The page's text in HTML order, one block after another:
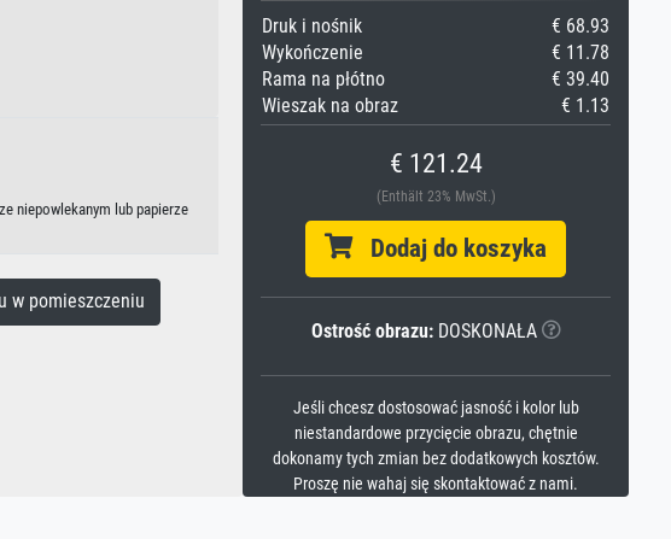
niepowlekanym lub papierze
pomieszczeniu
Druk i nośnik
€ 68.93
Wykończenie
€ 11.78
Rama na płótno
€ 39.40
Wieszak na obraz
€ 1.13
€ 121.24
(Enthält 23% MwSt.)
Dodaj do koszyka
Ostrość obrazu:DOSKONAŁA
Jeśli chcesz dostosować jasność i kolor lub
niestandardowe przycięcie obrazu, chętnie
dokonamy tych zmian bez dodatkowych kosztów.
Proszę nie wahaj się skontaktować z nami.